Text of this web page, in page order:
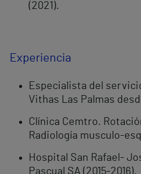
(2021).
Experiencia
Especialista del
Vithas Las Palmas
Clínica Cemtro.
Radiología musculo-
Hospital San Rafael-